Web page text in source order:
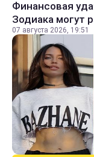
Финансовая
Зодиака могут
07 августа 2026, 19:51